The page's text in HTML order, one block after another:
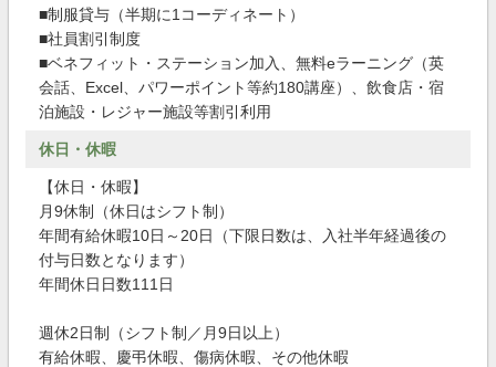
■制服貸与（半期に1コーディネート）
■社員割引制度
■ベネフィット・ステーション加入、無料eラーニング（英
会話、Excel、パワーポイント等約180講座）、飲食店・宿
泊施設・レジャー施設等割引利用
休日・休暇
【休日・休暇】
月9休制（休日はシフト制）
年間有給休暇10日～20日（下限日数は、入社半年経過後の
付与日数となります）
年間休日日数111日
週休2日制（シフト制／月9日以上）
有給休暇、慶弔休暇、傷病休暇、その他休暇